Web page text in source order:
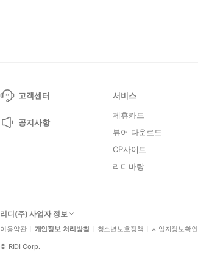
고객센터
공지사항
서비스
제휴카드
뷰어 다운로드
CP사이트
리디바탕
리디(주) 사업자 정보
이용약관 개인정보 처리방침 청소년보호정책 사업자정보확인
© RIDI Corp.